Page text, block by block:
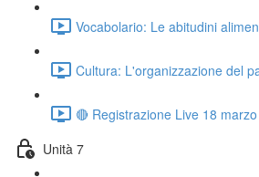
Vocabolario: Le abitudini
Cultura: L'organizzazione del
🔴 Registrazione Live 18
Unità 7